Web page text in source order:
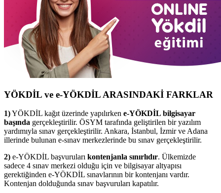
YÖKDİL ve e-YÖKDİL ARASINDAKİ FARKLAR
1)YÖKDİL kağıt üzerinde yapılırken e-YÖKDİL bilgisayar
başında gerçekleştirilir. ÖSYM tarafında geliştirilen bir yazılım
yardımıyla sınav gerçekleştirilir. Ankara, İstanbul, İzmir ve Adana
illerinde bulunan e-sınav merkezlerinde bu sınav gerçekleştirilir.
2) e-YÖKDİL başvuruları kontenjanla sınırlıdır. Ülkemizde
sadece 4 sınav merkezi olduğu için ve bilgisayar altyapısı
gerektiğinden e-YÖKDİL sınavlarının bir kontenjanı vardır.
Kontenjan dolduğunda sınav başvuruları kapatılır.